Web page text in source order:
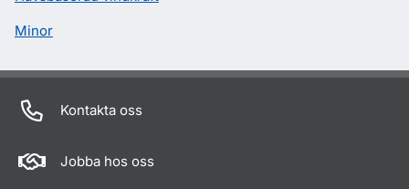
Minor
Kontakta oss
Jobba hos oss